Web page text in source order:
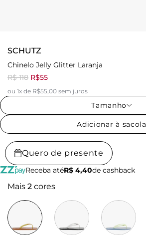
SCHUTZ
Chinelo Jelly Glitter Laranja
R$ 118 R$55
ou 1x de R$55,00 sem juros
Tamanho
Adicionar à sacola
Quero de presente
Receba atéR$ 4,40de cashback
Mais 2 cores